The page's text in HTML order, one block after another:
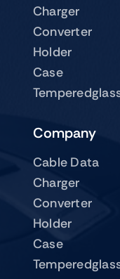
Charger
Converter
Holder
Case
Company
Cable Data
Charger
Converter
Holder
Case